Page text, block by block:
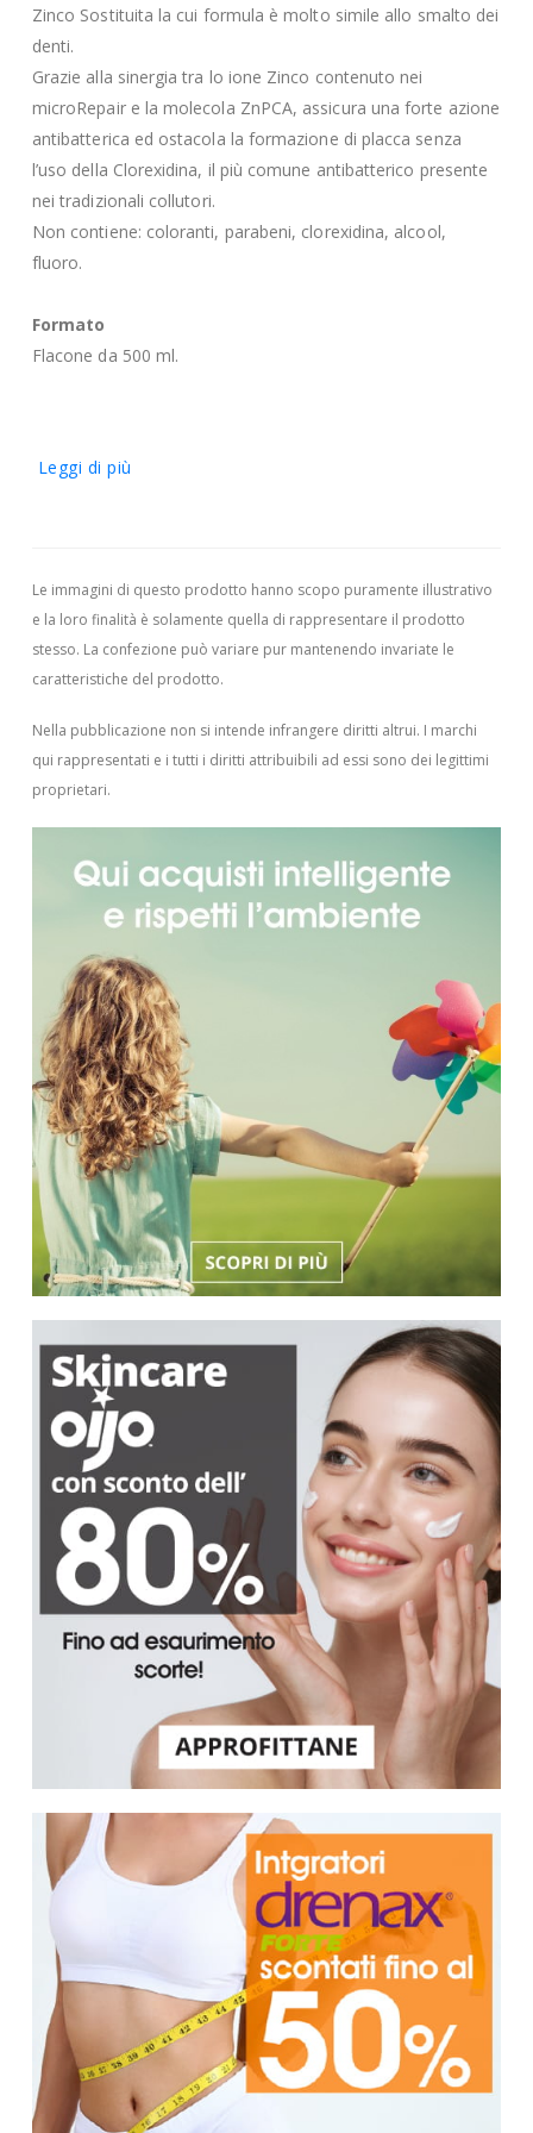
Zinco Sostituita la cui formula è molto simile allo smalto dei
denti.
Grazie alla sinergia tra lo ione Zinco contenuto nei
microRepair e la molecola ZnPCA, assicura una forte azione
antibatterica ed ostacola la formazione di placca senza
l’uso della Clorexidina, il più comune antibatterico presente
nei tradizionali collutori.
Non contiene: coloranti, parabeni, clorexidina, alcool,
fluoro.
Formato
Flacone da 500 ml.
Leggi di più
Le immagini di questo prodotto hanno scopo puramente illustrativo
e la loro finalità è solamente quella di rappresentare il prodotto
stesso. La confezione può variare pur mantenendo invariate le
caratteristiche del prodotto.
Nella pubblicazione non si intende infrangere diritti altrui. I marchi
qui rappresentati e i tutti i diritti attribuibili ad essi sono dei legittimi
proprietari.